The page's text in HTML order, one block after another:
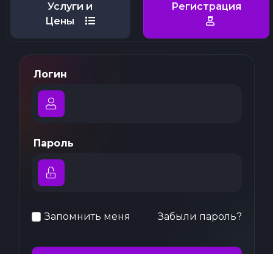
Услуги и
Цены
Регистрация
Логин
Пароль
Запомнить меня Забыли пароль?